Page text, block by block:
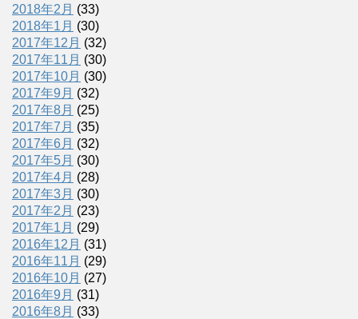
2018年2月 (33)
2018年1月 (30)
2017年12月 (32)
2017年11月 (30)
2017年10月 (30)
2017年9月 (32)
2017年8月 (25)
2017年7月 (35)
2017年6月 (32)
2017年5月 (30)
2017年4月 (28)
2017年3月 (30)
2017年2月 (23)
2017年1月 (29)
2016年12月 (31)
2016年11月 (29)
2016年10月 (27)
2016年9月 (31)
2016年8月 (33)